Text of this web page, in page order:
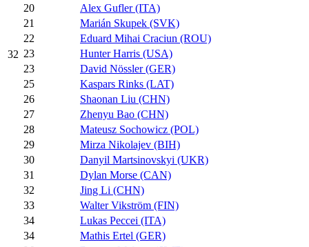
32
20
Alex Gufler (ITA)
21
Marián Skupek (SVK)
22
Eduard Mihai Craciun (ROU)
23
Hunter Harris (USA)
23
David Nössler (GER)
25
Kaspars Rinks (LAT)
26
Shaonan Liu (CHN)
27
Zhenyu Bao (CHN)
28
Mateusz Sochowicz (POL)
29
Mirza Nikolajev (BIH)
30
Danyil Martsinovskyi (UKR)
31
Dylan Morse (CAN)
32
Jing Li (CHN)
33
Walter Vikström (FIN)
34
Lukas Peccei (ITA)
34
Mathis Ertel (GER)